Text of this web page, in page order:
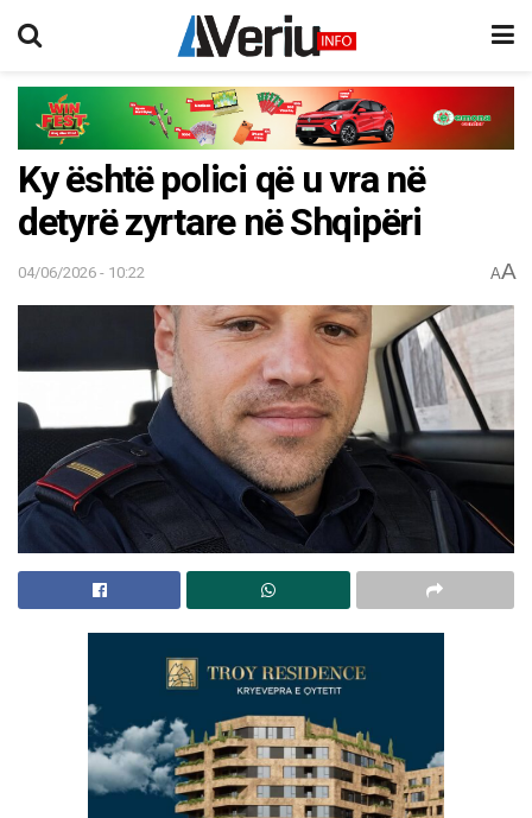
Ky është polici që u vra në
detyrë zyrtare në Shqipëri
04/06/2026 - 10:22 AA